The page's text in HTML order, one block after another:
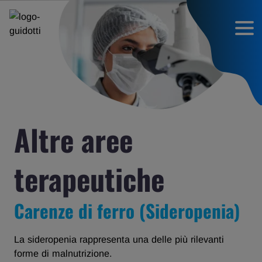
Altre aree
terapeutiche
Carenze di ferro (Sideropenia)
La sideropenia rappresenta una delle più rilevanti
forme di malnutrizione.